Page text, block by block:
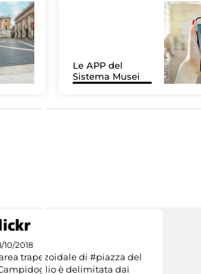
Le APP del
Sistema Musei
10/2018
trapezoidale di #piazza del
è delimitata dai